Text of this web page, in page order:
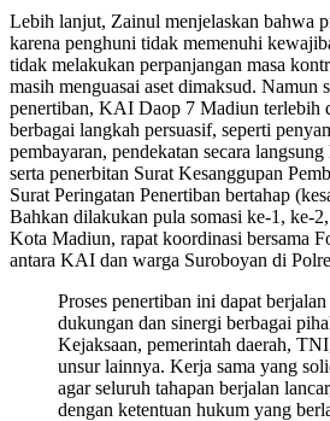
Lebih lanjut, Zainul menjelaskan bahwa
karena penghuni tidak memenuhi
tidak melakukan perpanjangan masa
masih menguasai aset dimaksud. Namun
penertiban, KAI Daop 7 Madiun terlebih
berbagai langkah persuasif, seperti
pembayaran, pendekatan secara
serta penerbitan Surat Kesanggupan
Surat Peringatan Penertiban bertahap
Bahkan dilakukan pula somasi ke-1, ke-
Kota Madiun, rapat koordinasi bersama
antara KAI dan warga Suroboyan di
Proses penertiban ini dapat
dukungan dan sinergi berbagai
Kejaksaan, pemerintah daerah,
unsur lainnya. Kerja sama yang
agar seluruh tahapan berjalan
dengan ketentuan hukum yang